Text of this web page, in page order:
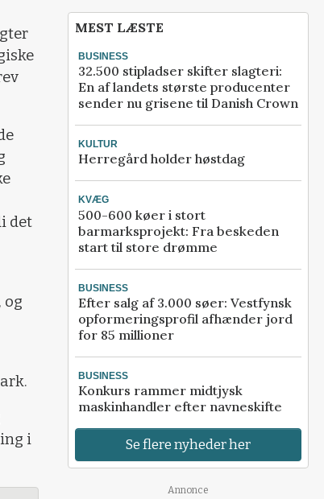
det
og
i
MEST LÆSTE
BUSINESS
32.500 stipladser skifter slagteri:
En af landets største producenter
sender nu grisene til Danish Crown
KULTUR
Herregård holder høstdag
KVÆG
500-600 køer i stort
barmarksprojekt: Fra beskeden
start til store drømme
BUSINESS
Efter salg af 3.000 søer: Vestfynsk
opformeringsprofil afhænder jord
for 85 millioner
BUSINESS
Konkurs rammer midtjysk
maskinhandler efter navneskifte
Se flere nyheder her
Annonce